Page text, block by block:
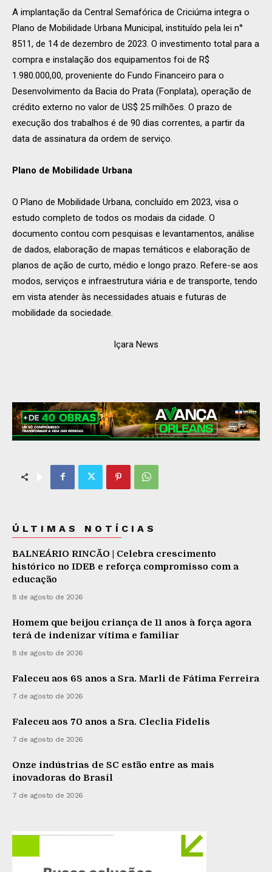
A implantação da Central Semafórica de Criciúma integra o
Plano de Mobilidade Urbana Municipal, instituído pela lei n°
8511, de 14 de dezembro de 2023. O investimento total para a
compra e instalação dos equipamentos foi de R$
1.980.000,00, proveniente do Fundo Financeiro para o
Desenvolvimento da Bacia do Prata (Fonplata), operação de
crédito externo no valor de US$ 25 milhões. O prazo de
execução dos trabalhos é de 90 dias correntes, a partir da
data de assinatura da ordem de serviço.
Plano de Mobilidade Urbana
O Plano de Mobilidade Urbana, concluído em 2023, visa o
estudo completo de todos os modais da cidade. O
documento contou com pesquisas e levantamentos, análise
de dados, elaboração de mapas temáticos e elaboração de
planos de ação de curto, médio e longo prazo. Refere-se aos
modos, serviços e infraestrutura viária e de transporte, tendo
em vista atender às necessidades atuais e futuras de
mobilidade da sociedade.
Içara News
ÚLTIMAS NOTÍCIAS
BALNEÁRIO RINCÃO | Celebra crescimento
histórico no IDEB e reforça compromisso com a
educação
8 de agosto de 2026
Homem que beijou criança de 11 anos à força agora
terá de indenizar vítima e familiar
8 de agosto de 2026
Faleceu aos 68 anos a Sra. Marli de Fátima Ferreira
7 de agosto de 2026
Faleceu aos 70 anos a Sra. Cleclia Fidelis
7 de agosto de 2026
Onze indústrias de SC estão entre as mais
inovadoras do Brasil
7 de agosto de 2026